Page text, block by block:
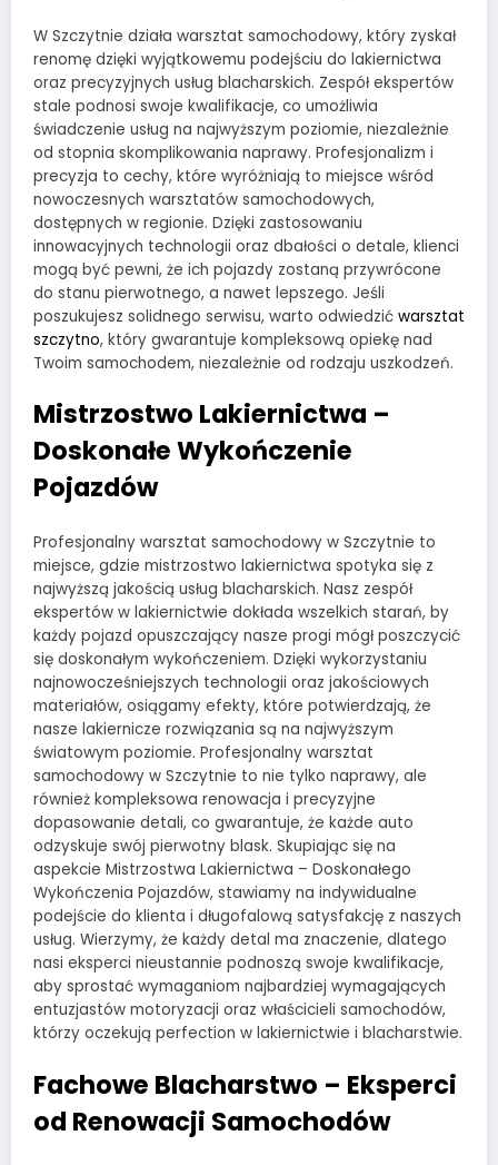
W Szczytnie działa warsztat samochodowy, który zyskał
renomę dzięki wyjątkowemu podejściu do lakiernictwa
oraz precyzyjnych usług blacharskich. Zespół ekspertów
stale podnosi swoje kwalifikacje, co umożliwia
świadczenie usług na najwyższym poziomie, niezależnie
od stopnia skomplikowania naprawy. Profesjonalizm i
precyzja to cechy, które wyróżniają to miejsce wśród
nowoczesnych warsztatów samochodowych,
dostępnych w regionie. Dzięki zastosowaniu
innowacyjnych technologii oraz dbałości o detale, klienci
mogą być pewni, że ich pojazdy zostaną przywrócone
do stanu pierwotnego, a nawet lepszego. Jeśli
poszukujesz solidnego serwisu, warto odwiedzić warsztat
szczytno, który gwarantuje kompleksową opiekę nad
Twoim samochodem, niezależnie od rodzaju uszkodzeń.
Mistrzostwo Lakiernictwa –
Doskonałe Wykończenie
Pojazdów
Profesjonalny warsztat samochodowy w Szczytnie to
miejsce, gdzie mistrzostwo lakiernictwa spotyka się z
najwyższą jakością usług blacharskich. Nasz zespół
ekspertów w lakiernictwie dokłada wszelkich starań, by
każdy pojazd opuszczający nasze progi mógł poszczycić
się doskonałym wykończeniem. Dzięki wykorzystaniu
najnowocześniejszych technologii oraz jakościowych
materiałów, osiągamy efekty, które potwierdzają, że
nasze lakiernicze rozwiązania są na najwyższym
światowym poziomie. Profesjonalny warsztat
samochodowy w Szczytnie to nie tylko naprawy, ale
również kompleksowa renowacja i precyzyjne
dopasowanie detali, co gwarantuje, że każde auto
odzyskuje swój pierwotny blask. Skupiając się na
aspekcie Mistrzostwa Lakiernictwa – Doskonałego
Wykończenia Pojazdów, stawiamy na indywidualne
podejście do klienta i długofalową satysfakcję z naszych
usług. Wierzymy, że każdy detal ma znaczenie, dlatego
nasi eksperci nieustannie podnoszą swoje kwalifikacje,
aby sprostać wymaganiom najbardziej wymagających
entuzjastów motoryzacji oraz właścicieli samochodów,
którzy oczekują perfection w lakiernictwie i blacharstwie.
Fachowe Blacharstwo – Eksperci
od Renowacji Samochodów